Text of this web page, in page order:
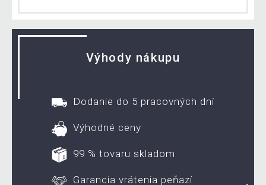
Výhody nákupu
Dodanie do 5 pracovných dní
Výhodné ceny
99 % tovaru skladom
Garancia vrátenia peňazí